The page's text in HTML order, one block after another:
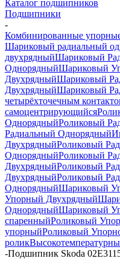
Каталог подшипников
Подшипники
-
Комбинированные
Шариковый радиальный
двухрядныйШариковый
ОднорядныйШариковый
ДвухрядныйШариковый
ДвухрядныйШариковый
четырёхточечным
самоцентрирующийся
ОднорядныйРоликовый
Радиальный Однорядный
ДвухрядныйРоликовый
ОднорядныйРоликовый
ДвухрядныйРоликовый
ДвухрядныйРоликовый
ОднорядныйШариковый
Упорный Двухрядный
ОднорядныйШариковый
спаренныйРоликовый
упорныйРоликовый
ролик
-Подшипник Skoda